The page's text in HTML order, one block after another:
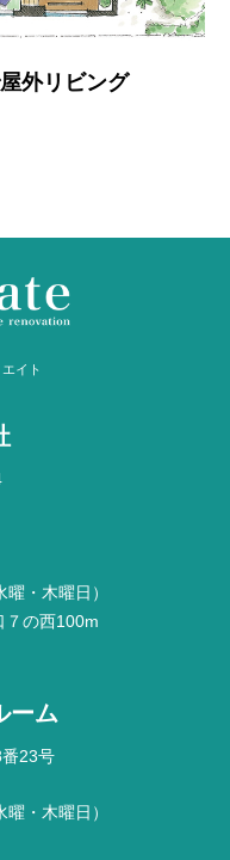
外リビング
イト
・木曜日）
７の西100m
ーム
23号
・木曜日）